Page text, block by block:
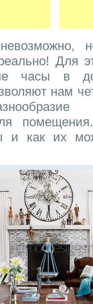
Для
часы в
нам
и как их